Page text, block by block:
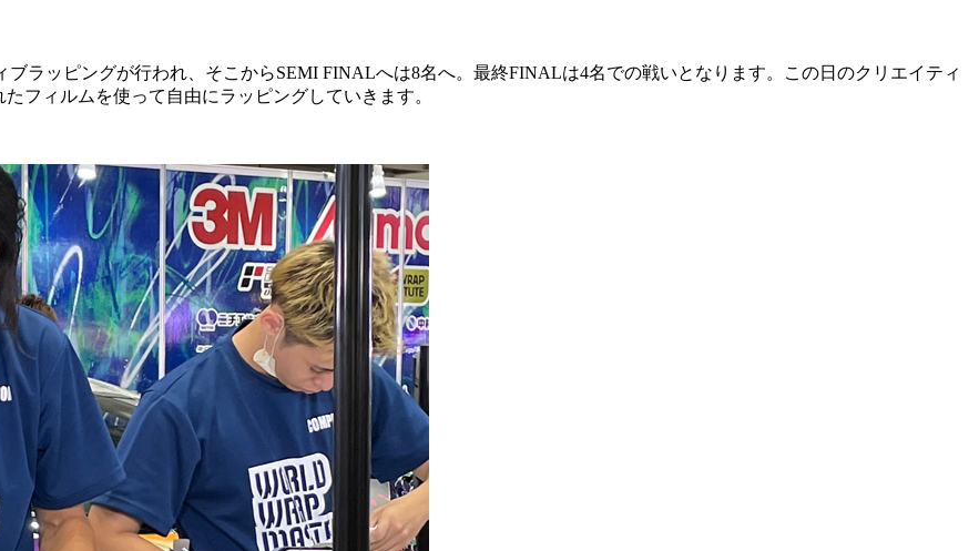
ブラッピングが行われ、そこからSEMI FINALへは8名へ。最終FINALは4名での戦いとなります。この日のクリエイティ
フィルムを使って自由にラッピングしていきます。